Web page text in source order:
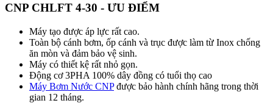
CNP CHLFT 4-30 - ƯU ĐIỂM
Máy tạo được áp lực rất cao.
Toàn bộ cánh bơm, ốp cánh và trục được làm từ Inox chống
ăn mòn và đảm bảo vệ sinh.
Máy có thiết kệ rất nhỏ gọn.
Động cơ 3PHA 100% dây đồng có tuổi thọ cao
Máy Bơm Nước CNPđược bảo hành chính hãng trong thời
gian 12 tháng.